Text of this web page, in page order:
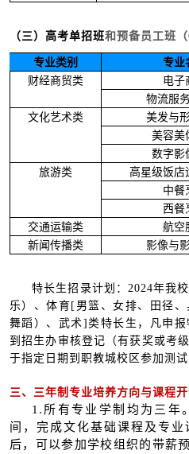
（三）高考单招班和预备员工班（
专业类别 专业
财经商贸类
电子
物流服
文化艺术类
美发与
美容美
数字影
旅游类
高星级饭店
中餐
西餐
交通运输类
航空
新闻传播类
影像与
特长生招录计划：2024年我
乐）、体育[男篮、女排、田径
舞蹈）、武术]类特长生，凡申
到招生办审核登记（有获奖或考
于指定日期到职教城校区参加测试
三、三年制专业培养方向与课程
1.所有专业学制均为三年
间，完成文化基础课程及专
后，可以参加学校组织的带薪